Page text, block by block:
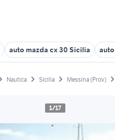
auto mazda cx 30 Sicilia
Nautica Sicilia Messina (Prov)
1/17